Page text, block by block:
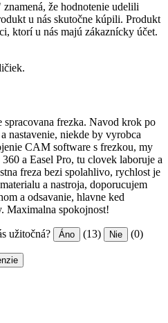
že hodnotenie udelili
u nás skutočne kúpili. Produkt
ktorí u nás majú zákaznícky účet.
frezka. Navod krok po
nastavenie, niekde by vyrobca
CAM software s frezkou, my
a Easel Pro, tu clovek laboruje a
freza bezi spolahlivo, rychlost je
a nastroja, doporucujem
a odsavanie, hlavne ked
Maximalna spokojnost!
užitočná? Áno (13) Nie (0)